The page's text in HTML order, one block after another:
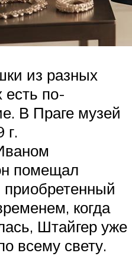
из разных
есть по-
В Праге музей
г.
помещал
приобретенный
когда
Штайгер уже
всему свету.